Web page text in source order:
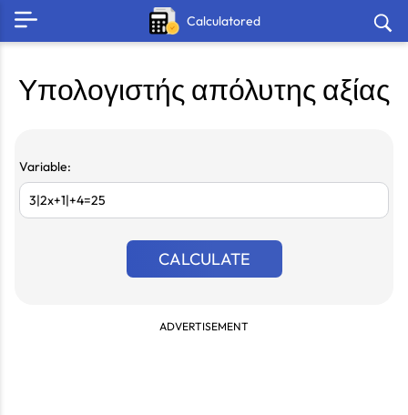
Calculatored
Υπολογιστής απόλυτης αξίας
Variable:
CALCULATE
ADVERTISEMENT